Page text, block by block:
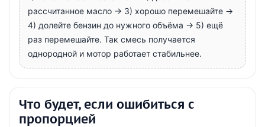
рассчитанное масло → 3) хорошо перемешайте →
4) долейте бензин до нужного объёма → 5) ещё
раз перемешайте. Так смесь получается
однородной и мотор работает стабильнее.
Что будет, если ошибиться с
пропорцией